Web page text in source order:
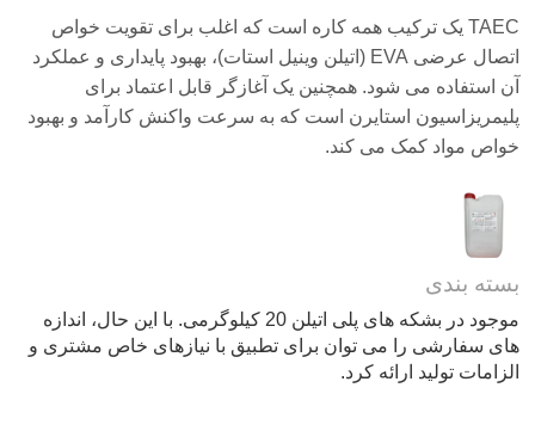
TAEC یک ترکیب همه کاره است که اغلب برای تقویت خواص
اتصال عرضی EVA (اتیلن وینیل استات)، بهبود پایداری و عملکرد
آن استفاده می شود. همچنین یک آغازگر قابل اعتماد برای
پلیمریزاسیون استایرن است که به سرعت واکنش کارآمد و بهبود
خواص مواد کمک می کند.
بسته بندی
موجود در بشکه های پلی اتیلن 20 کیلوگرمی. با این حال، اندازه
های سفارشی را می توان برای تطبیق با نیازهای خاص مشتری و
الزامات تولید ارائه کرد.